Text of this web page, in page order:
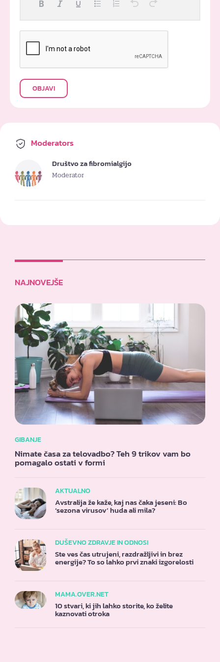
OBJAVI
Moderators
Društvo za fibromialgijo
Moderator
NAJNOVEJŠE
GIBANJE
Nimate časa za telovadbo? Teh 9 trikov vam bo
pomagalo ostati v formi
AKTUALNO
Avstralija že kaže, kaj nas čaka jeseni: Bo
‘sezona virusov’ huda ali mila?
DUŠEVNO ZDRAVJE IN ODNOSI
Ste ves čas utrujeni, razdražljivi in brez
energije? To so lahko prvi znaki izgorelosti
MAMA.OVER.NET
10 stvari, ki jih lahko storite, ko želite
kaznovati otroka